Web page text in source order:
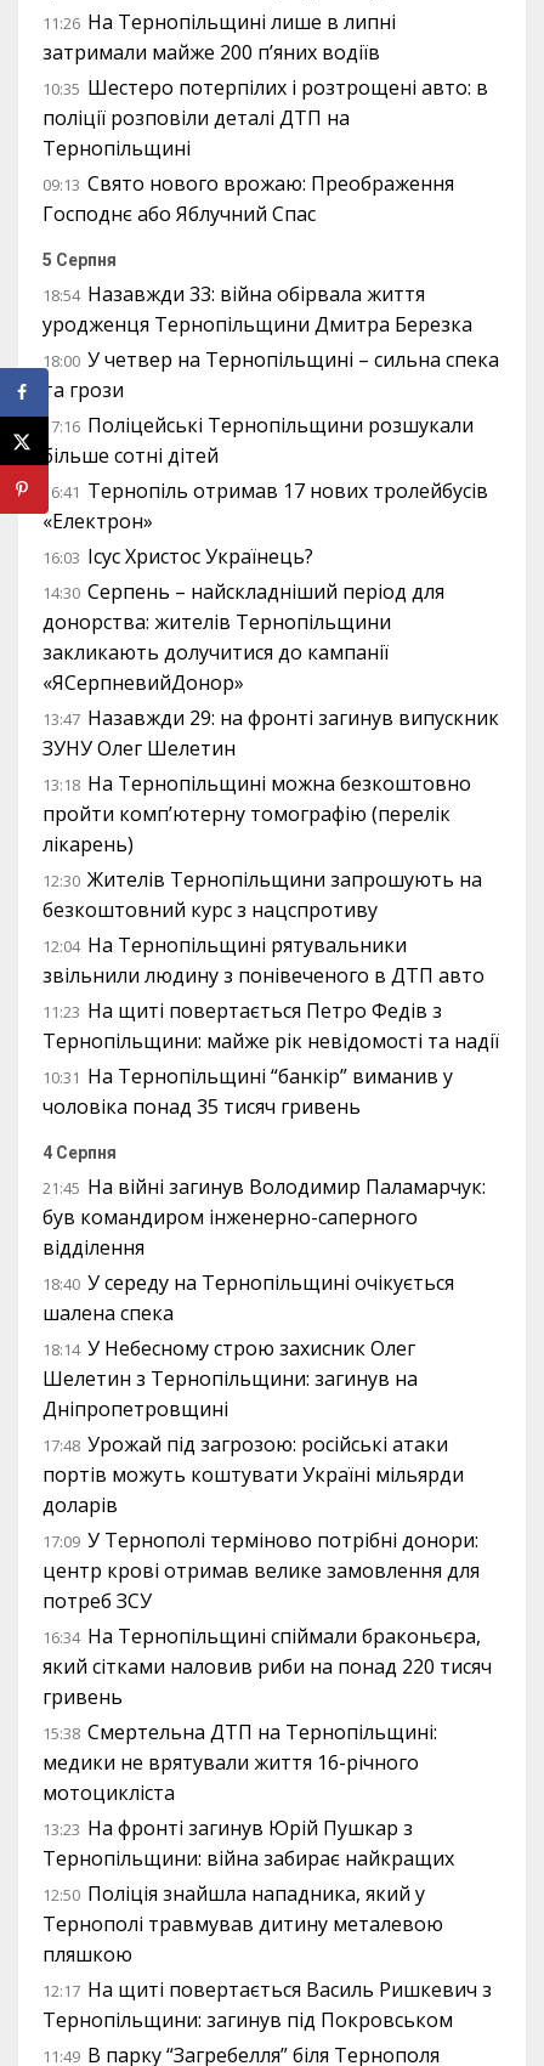
11:26 На Тернопільщині лише в липні
затримали майже 200 п’яних водіїв
10:35 Шестеро потерпілих і розтрощені авто: в
поліції розповіли деталі ДТП на
Тернопільщині
09:13 Свято нового врожаю: Преображення
Господнє або Яблучний Спас
5 Серпня
18:54 Назавжди 33: війна обірвала життя
уродженця Тернопільщини Дмитра Березка
18:00 У четвер на Тернопільщині – сильна спека
та грози
17:16 Поліцейські Тернопільщини розшукали
більше сотні дітей
16:41 Тернопіль отримав 17 нових тролейбусів
«Електрон»
16:03 Ісус Христос Українець?
14:30 Серпень – найскладніший період для
донорства: жителів Тернопільщини
закликають долучитися до кампанії
«ЯСерпневийДонор»
13:47 Назавжди 29: на фронті загинув випускник
ЗУНУ Олег Шелетин
13:18 На Тернопільщині можна безкоштовно
пройти комп’ютерну томографію (перелік
лікарень)
12:30 Жителів Тернопільщини запрошують на
безкоштовний курс з нацспротиву
12:04 На Тернопільщині рятувальники
звільнили людину з понівеченого в ДТП авто
11:23 На щиті повертається Петро Федів з
Тернопільщини: майже рік невідомості та надії
10:31 На Тернопільщині “банкір” виманив у
чоловіка понад 35 тисяч гривень
4 Серпня
21:45 На війні загинув Володимир Паламарчук:
був командиром інженерно-саперного
відділення
18:40 У середу на Тернопільщині очікується
шалена спека
18:14 У Небесному строю захисник Олег
Шелетин з Тернопільщини: загинув на
Дніпропетровщині
17:48 Урожай під загрозою: російські атаки
портів можуть коштувати Україні мільярди
доларів
17:09 У Тернополі терміново потрібні донори:
центр крові отримав велике замовлення для
потреб ЗСУ
16:34 На Тернопільщині спіймали браконьєра,
який сітками наловив риби на понад 220 тисяч
гривень
15:38 Смертельна ДТП на Тернопільщині:
медики не врятували життя 16-річного
мотоцикліста
13:23 На фронті загинув Юрій Пушкар з
Тернопільщини: війна забирає найкращих
12:50 Поліція знайшла нападника, який у
Тернополі травмував дитину металевою
пляшкою
12:17 На щиті повертається Василь Ришкевич з
Тернопільщини: загинув під Покровськом
11:49 В парку “Загребелля” біля Тернополя